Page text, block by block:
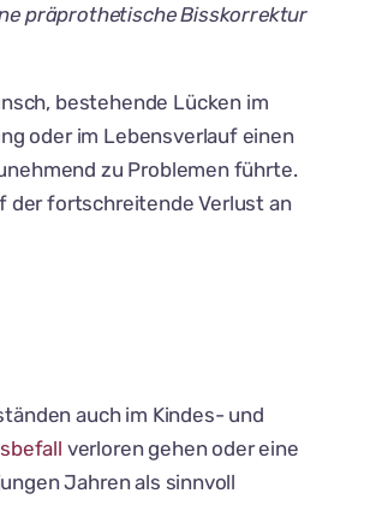
präprothetische Bisskorrektur
bestehende Lücken im
oder im Lebensverlauf einen
zu Problemen führte.
der fortschreitende Verlust an
auch im Kindes- und
verloren gehen oder eine
Jahren als sinnvoll